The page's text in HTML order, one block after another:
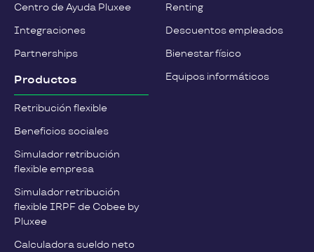
Centro de Ayuda Pluxee
Integraciones
Partnerships
Productos
Retribución flexible
Beneficios sociales
Simulador retribución
flexible empresa
Simulador retribución
flexible IRPF de Cobee by
Pluxee
Calculadora sueldo neto
Renting
Descuentos empleados
Bienestar físico
Equipos informáticos